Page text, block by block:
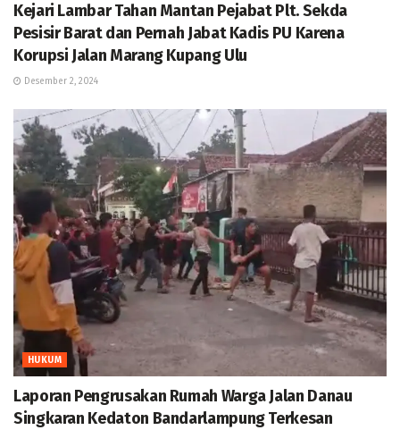
Kejari Lambar Tahan Mantan Pejabat Plt. Sekda
Pesisir Barat dan Pernah Jabat Kadis PU Karena
Korupsi Jalan Marang Kupang Ulu
Desember 2, 2024
HUKUM
Laporan Pengrusakan Rumah Warga Jalan Danau
Singkaran Kedaton Bandarlampung Terkesan